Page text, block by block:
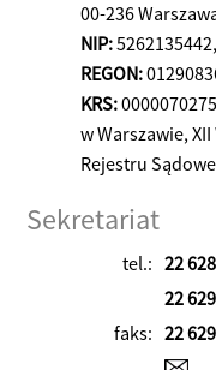
00-236
NIP:5262135442,
REGON:
KRS:
w Warszawie,
Rejestru
Sekretariat
tel.: 22
22
faks: 22